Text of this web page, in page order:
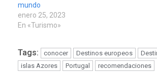
mundo
enero 25, 2023
En «Turismo»
Tags: conocer Destinos europeos
islas Azores
Portugal recomendaciones